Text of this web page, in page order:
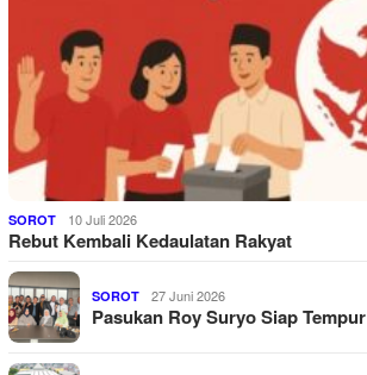
SOROT 10 Juli 2026
Rebut Kembali Kedaulatan Rakyat
SOROT 27 Juni 2026
Pasukan Roy Suryo Siap Tempur